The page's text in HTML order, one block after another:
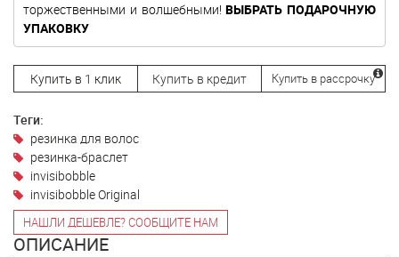
торжественными и волшебными!ВЫБРАТЬ ПОДАРОЧНУЮ
УПАКОВКУ
Купить в 1 клик Купить в кредит Купить в рассрочку
Теги:
резинка для волос
резинка-браслет
invisibobble
invisibobble Original
НАШЛИ ДЕШЕВЛЕ? СООБЩИТЕ НАМ
ОПИСАНИЕ